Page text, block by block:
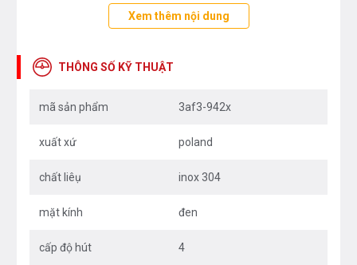
Hiệu suất hút mùi cao
ăn khó chịu? Đối với máy hút mùi Fagor, vấn đề này sẽ
không bao giờ xảy ra nữa. Máy được trang bị hệ thống
hoàn toàn các mùi thức ăn. Giờ đây, việc bếp núc của
Xem thêm nội dung
THÔNG SỐ KỸ THUẬT
mã sản phẩm 3af3-942x
xuất xứ poland
chất liêụ inox 304
mặt kính đen
cấp độ hút 4